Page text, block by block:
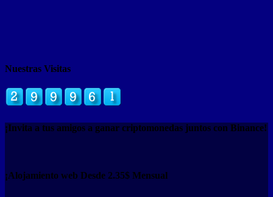
Nuestras Visitas
¡Invita a tus amigos a ganar criptomonedas juntos con Binance!
¡Alojamiento web Desde 2.35$ Mensual